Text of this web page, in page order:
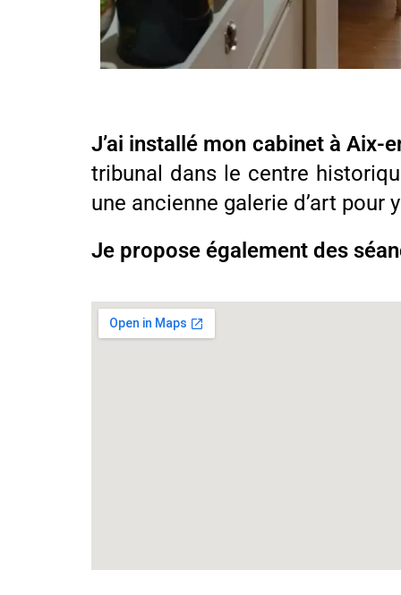
J’ai installé mon cabinet à Aix-
tribunal dans le centre
une ancienne galerie d’art pour
Je propose également des